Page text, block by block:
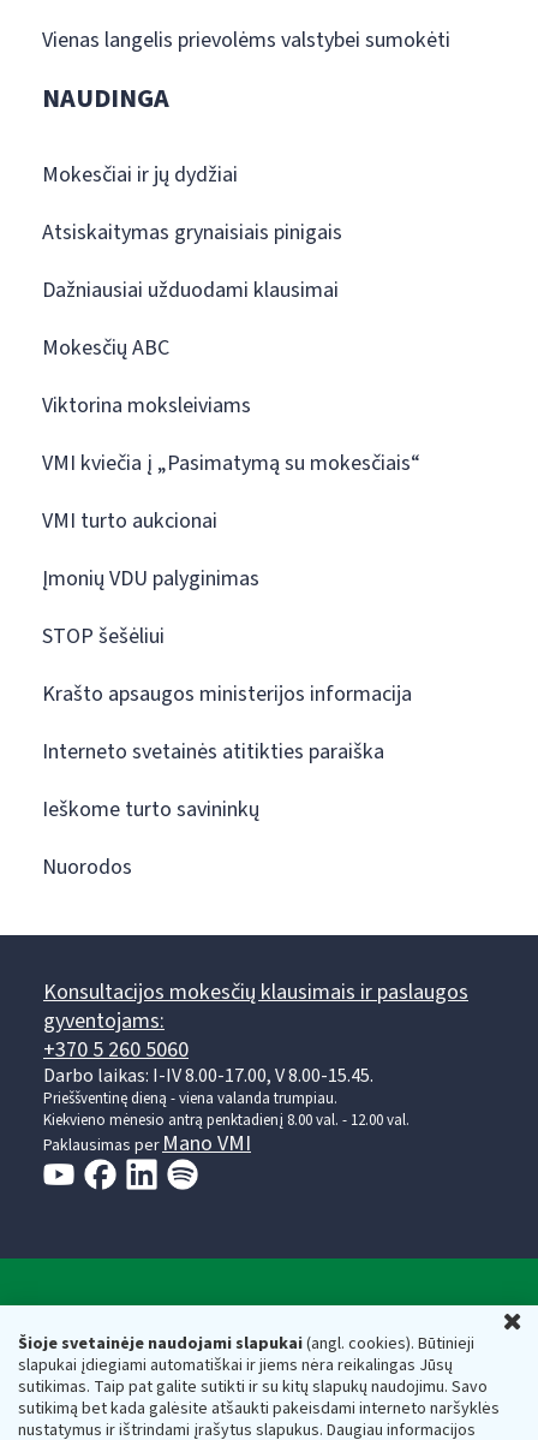
Šioje svetainėje naudojami slapukai(angl. cookies). Būtinieji
slapukai įdiegiami automatiškai ir jiems nėra reikalingas Jūsų
sutikimas. Taip pat galite sutikti ir su kitų slapukų naudojimu. Savo
sutikimą bet kada galėsite atšaukti pakeisdami interneto naršyklės
nustatymus ir ištrindami įrašytus slapukus. Daugiau informacijos
Vienas langelis prievolėms valstybei sumokėti
NAUDINGA
Mokesčiai ir jų dydžiai
Atsiskaitymas grynaisiais pinigais
Dažniausiai užduodami klausimai
Mokesčių ABC
Viktorina moksleiviams
VMI kviečia į „Pasimatymą su mokesčiais“
VMI turto aukcionai
Įmonių VDU palyginimas
STOP šešėliui
Krašto apsaugos ministerijos informacija
Interneto svetainės atitikties paraiška
Ieškome turto savininkų
Nuorodos
Konsultacijos mokesčių klausimais ir paslaugos
gyventojams:
+370 5 260 5060
Darbo laikas: I-IV 8.00-17.00, V 8.00-15.45.
Prieššventinę dieną - viena valanda trumpiau.
Kiekvieno mėnesio antrą penktadienį 8.00 val. - 12.00 val.
Paklausimas per Mano VMI
Respublikos finansų ministerijos
Biudžetinė įstaiga. Juridinio asmens kodas — 188659752,
adresas: Vasario 16-osios g. 14, 01107 Vilnius, Lietuva, el.paštas:
vmi@vmi.lt, E. pristatymo dėžutės adresas 188659752